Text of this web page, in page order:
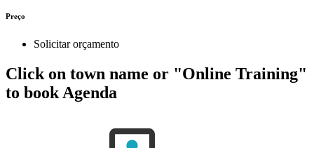
Preço
Solicitar orçamento
Click on town name or "Online Training"
to book Agenda